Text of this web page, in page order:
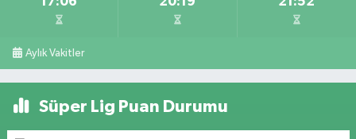
Aylık Vakitler
Süper Lig Puan Durumu